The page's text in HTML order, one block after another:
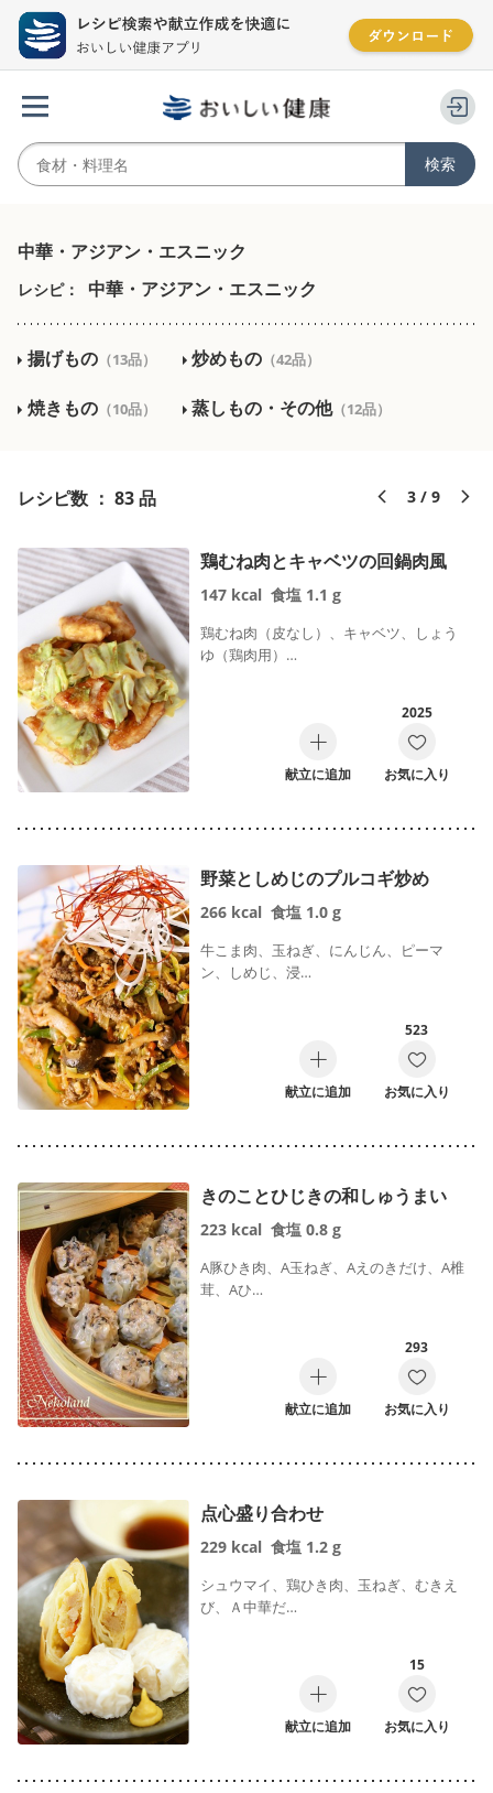
中華・アジアン・エスニック
レシピ： 中華・アジアン・エスニック
揚げもの（13品） 炒めもの （42品）
焼きもの（10品） 蒸しもの・その他（12品）
レシピ数 ： 83 品 3 / 9
鶏むね肉とキャベツの回鍋肉風
147 kcal 食塩 1.1 g
鶏むね肉（皮なし）、キャベツ、しょう
ゆ（鶏肉用）…
献立に追加
2025
お気に入り
野菜としめじのプルコギ炒め
266 kcal 食塩 1.0 g
牛こま肉、玉ねぎ、にんじん、ピーマ
ン、しめじ、浸…
献立に追加
523
お気に入り
きのことひじきの和しゅうまい
223 kcal 食塩 0.8 g
A豚ひき肉、A玉ねぎ、Aえのきだけ、A椎
茸、Aひ…
献立に追加
293
お気に入り
点心盛り合わせ
229 kcal 食塩 1.2 g
シュウマイ、鶏ひき肉、玉ねぎ、むきえ
び、Ａ中華だ…
献立に追加
15
お気に入り